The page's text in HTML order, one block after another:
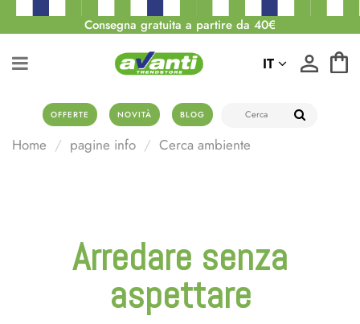
Consegna gratuita a partire da 40€
OFFERTE NOVITÀ BLOG
IT
Home pagine info Cerca ambiente
Arredare senza
aspettare